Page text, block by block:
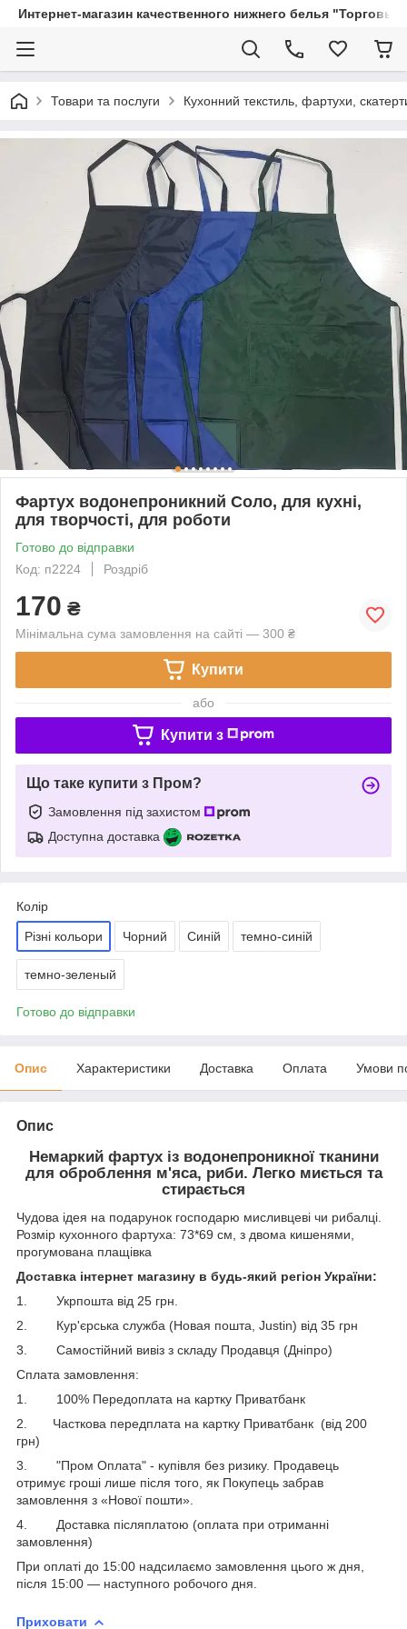
Интернет-магазин качественного нижнего белья
Товари та послуги Кухонний текстиль, фартухи,
Фартух водонепроникний Соло, для кухні,
для творчості, для роботи
Готово до відправки
Код: п2224
Роздріб
170 ₴
Мінімальна сума замовлення на сайті — 300 ₴
Купити
або
Купити з
Що таке купити з Пром?
Замовлення під захистом
Доступна доставка
Колір
Різні кольори Чорний Синій темно-синій
темно-зеленый
Готово до відправки
Опис Характеристики Доставка Оплата Умови
Опис
Немаркий фартух із водонепроникної тканини
для оброблення м'яса, риби. Легко миється та
стирається
Чудова ідея на подарунок господарю мисливцеві чи рибалці.
Розмір кухонного фартуха: 73*69 см, з двома кишенями,
прогумована плащівка
Доставка інтернет магазину в будь-який регіон України:
1. Укрпошта від 25 грн.
2. Кур'єрська служба (Новая пошта, Justin) від 35 грн
3. Самостійний вивіз з складу Продавця (Дніпро)
Сплата замовлення:
1. 100% Передоплата на картку Приватбанк
2. Часткова передплата на картку Приватбанк (від 200
грн)
3. "Пром Оплата" - купівля без ризику. Продавець
отримує гроші лише після того, як Покупець забрав
замовлення з «Нової пошти».
4. Доставка післяплатою (оплата при отриманні
замовлення)
При оплаті до 15:00 надсилаємо замовлення цього ж дня,
після 15:00 ― наступного робочого дня.
Приховати